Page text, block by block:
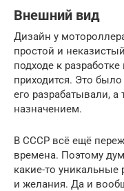
Внешний вид
Дизайн у
простой и
подходе к
приходится. Это
его разрабатывали,
назначением.
В СССР всё ещё
времена. Поэтому
какие-то
и желания. Да и